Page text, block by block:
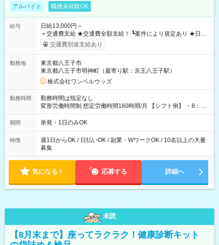
アルバイト 職種未経験OK
給与
日給13,000円～
＋交通費支給 ★交通費全額支給！ ┗案件により規定あり ★日払
いOK！（規定あり） ┗働いたその日に現金GET♪ お仕事後はコ
ンビニATMから 日払い分を引き落とせます！ 【試用期間】試
交通費別途支給あり
勤務地
東京都八王子市
東京都八王子市明神町（最寄り駅：京王八王子駅）
株式会社ワンベルウッズ
勤務時間
勤務時間は指定なし
変形労働時間制 想定労働時間160時間/月 【シフト例】 ・8：00
～21：00
期間 単発・1日のみOK
特徴
週1日からOK / 日払いOK / 副業・WワークOK / 10名以上の大量
募集
気になる！ 応募する 詳細へ
未読
【8月末まで】座ってラクラク！健康診断キット